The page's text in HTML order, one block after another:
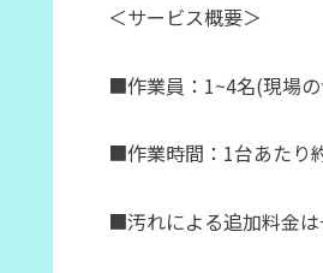
＜サービス概要＞
■作業員：1~4名(現場
■作業時間：1台あたり
■汚れによる追加料金は